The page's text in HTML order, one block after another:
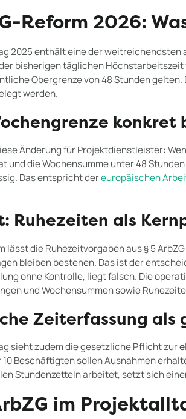
Reform 2026:
2025 enthält eine der
bisherigen täglichen
Obergrenze von 48 Stunden
werden.
konkret
Änderung für Projektdienstleister:
und die Wochensumme unter 48
Das entspricht dereuropäischen
Ruhezeiten als
lässt die Ruhezeitvorgaben aus § 5
bleiben bestehen. Das ist der
ohne Kontrolle, liegt falsch. Die
und Wochensummen sowie
Zeiterfassung als
sieht zudem die gesetzliche Pflicht zur
Beschäftigten sollen Ausnahmen
Stundenzetteln arbeitet, setzt sich
im